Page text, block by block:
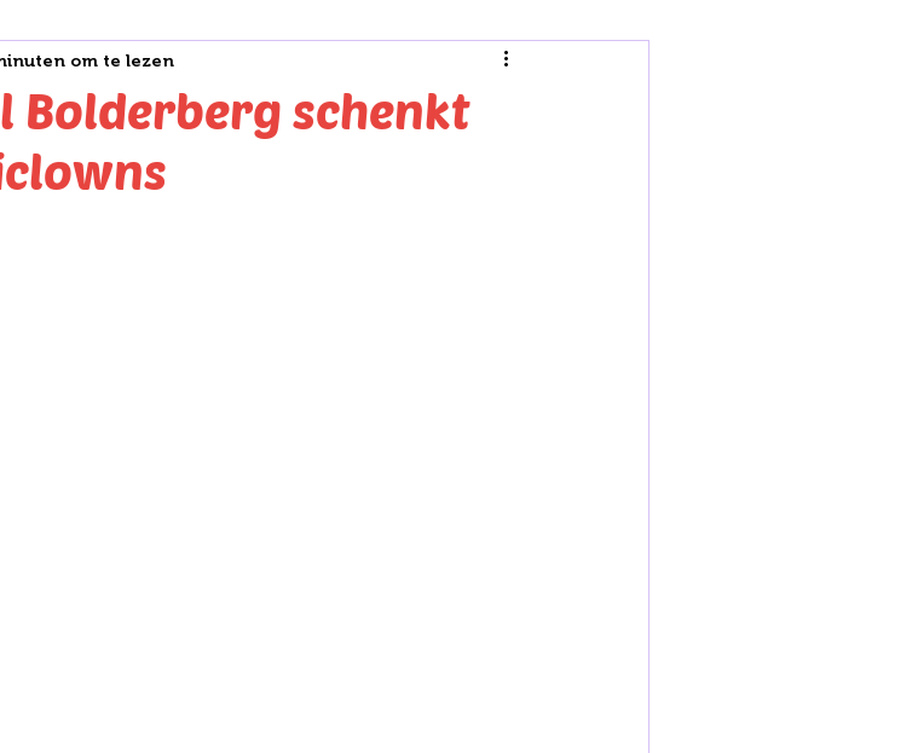
BV Challenge
Bolderberg schenkt
om te lezen